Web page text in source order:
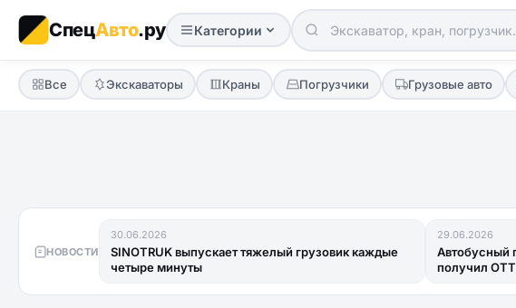
СпецАвто.ру Категории
Все Экскаваторы Краны Погрузчики Грузовые авто
НОВОСТИ
30.06.2026
SINOTRUK выпускает тяжелый грузовик каждые
четыре минуты
29.06.2026
Автобусный
получил